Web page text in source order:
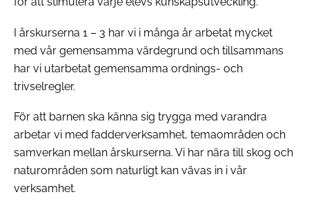
I årskurserna 1 – 3 har vi i många år arbetat mycket
med vår gemensamma värdegrund och tillsammans
har vi utarbetat gemensamma ordnings- och
trivselregler.
För att barnen ska känna sig trygga med varandra
arbetar vi med fadderverksamhet, temaområden och
samverkan mellan årskurserna. Vi har nära till skog och
naturområden som naturligt kan vävas in i vår
verksamhet.